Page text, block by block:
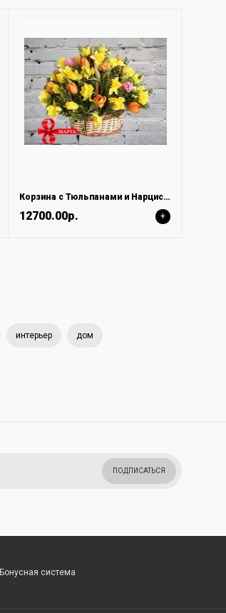
Корзина с Тюльпанами и Нарциссами
12700.00р. +
интерьер дом
ПОДПИСАТЬСЯ
Бонусная система